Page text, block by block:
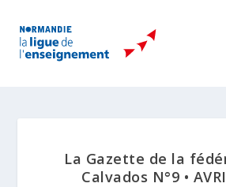
La Gazette de la
Calvados N°9 •